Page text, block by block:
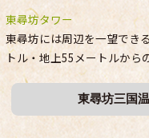
東尋坊タワー
東尋坊には周辺を一望でき
トル・地上55メートルから
東尋坊三国